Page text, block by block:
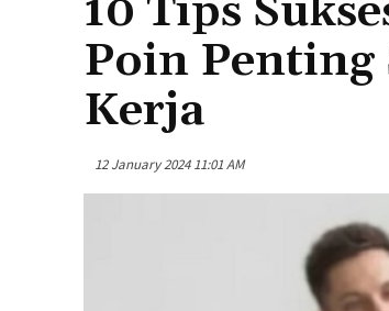
10 Tips
Poin Penting
Kerja
12 January 2024 11:01 AM